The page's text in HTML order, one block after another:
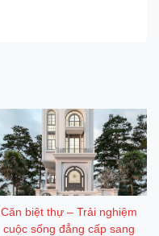
Căn biệt thự – Trải nghiệm
cuộc sống đẳng cấp sang